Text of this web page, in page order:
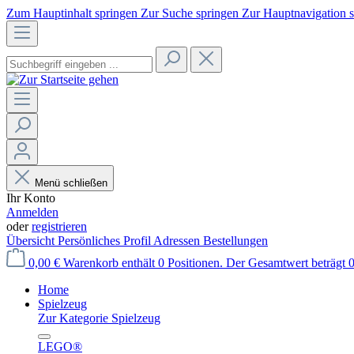
Zum Hauptinhalt springen Zur Suche springen Zur Hauptnavigation
Menü schließen
Ihr Konto
Anmelden
oderregistrieren
Übersicht Persönliches Profil Adressen Bestellungen
0,00 € Warenkorb enthält 0 Positionen. Der Gesamtwert beträgt
Home
Spielzeug
Zur Kategorie Spielzeug
LEGO®